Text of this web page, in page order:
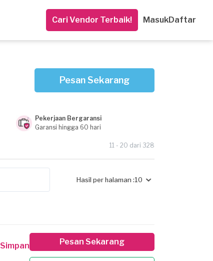
Cari Vendor Terbaik! MasukDaftar
Pesan Sekarang
Pekerjaan Bergaransi
Garansi hingga 60 hari
11 - 20 dari 328
Hasil per halaman :10
Simpan Pesan Sekarang